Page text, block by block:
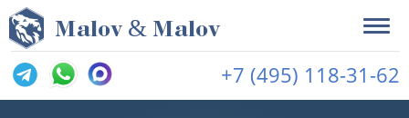
Malov & Malov
+7 (495) 118-31-62